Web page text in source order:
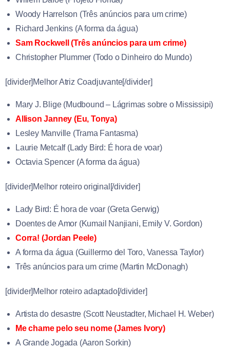
Woody Harrelson (Três anúncios para um crime)
Richard Jenkins (A forma da água)
Sam Rockwell (Três anúncios para um crime)
Christopher Plummer (Todo o Dinheiro do Mundo)
[divider]Melhor Atriz Coadjuvante[/divider]
Mary J. Blige (Mudbound – Lágrimas sobre o Mississipi)
Allison Janney (Eu, Tonya)
Lesley Manville (Trama Fantasma)
Laurie Metcalf (Lady Bird: É hora de voar)
Octavia Spencer (A forma da água)
[divider]Melhor roteiro original[/divider]
Lady Bird: É hora de voar (Greta Gerwig)
Doentes de Amor (Kumail Nanjiani, Emily V. Gordon)
Corra! (Jordan Peele)
A forma da água (Guillermo del Toro, Vanessa Taylor)
Três anúncios para um crime (Martin McDonagh)
[divider]Melhor roteiro adaptado[/divider]
Artista do desastre (Scott Neustadter, Michael H. Weber)
Me chame pelo seu nome (James Ivory)
A Grande Jogada (Aaron Sorkin)